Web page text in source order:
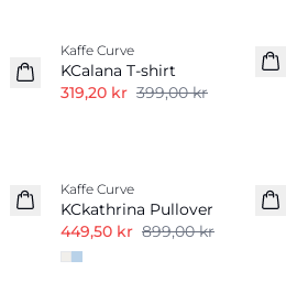
Kaffe Curve
KCalana T-shirt
319,20 kr 399,00 kr
Kaffe Curve
KCkathrina Pullover
449,50 kr 899,00 kr
-20%